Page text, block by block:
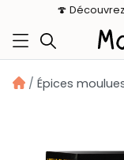
🍄
Épices